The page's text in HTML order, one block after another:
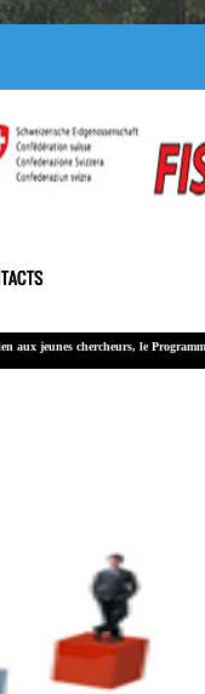
chercheurs , le Programme
de 100 000 000 F CFA.